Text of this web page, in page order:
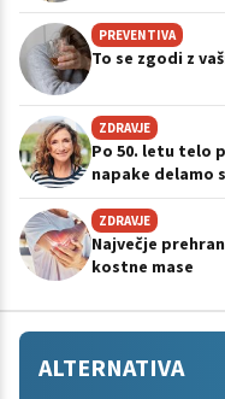
PREVENTIVA
To se zgodi z
ZDRAVJE
Po 50. letu telo
napake delamo
ZDRAVJE
Največje
kostne mase
ALTERNATIVA